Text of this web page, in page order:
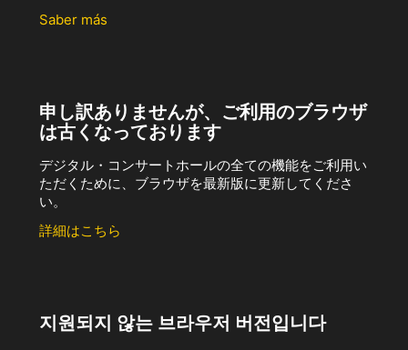
Saber más
申し訳ありませんが、ご利用のブラウザ
は古くなっております
デジタル・コンサートホールの全ての機能をご利用い
ただくために、ブラウザを最新版に更新してくださ
い。
詳細はこちら
지원되지 않는 브라우저 버전입니다